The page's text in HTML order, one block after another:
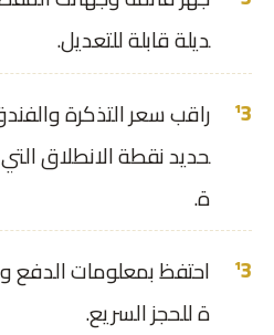
ديلة قابلة للتعديل.
راقب سعر التذكرة
حديد نقطة الانطلاق
ة.
احتفظ بمعلومات الدفع
ة للحجز السريع.